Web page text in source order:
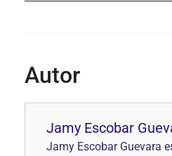
Autor
Jamy Escobar
Jamy Escobar Guevara